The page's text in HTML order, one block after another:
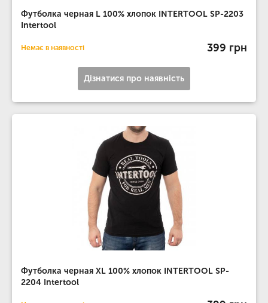
Футболка черная L 100% хлопок INTERTOOL SP-2203
Intertool
Немає в наявності 399 грн
Дізнатися про наявність
Футболка черная XL 100% хлопок INTERTOOL SP-
2204 Intertool